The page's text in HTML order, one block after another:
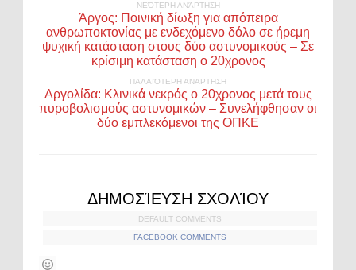
ΝΕΌΤΕΡΗ ΑΝΆΡΤΗΣΗ
Άργος: Ποινική δίωξη για απόπειρα
ανθρωποκτονίας με ενδεχόμενο δόλο σε ήρεμη
ψυχική κατάσταση στους δύο αστυνομικούς – Σε
κρίσιμη κατάσταση ο 20χρονος
ΠΑΛΑΙΌΤΕΡΗ ΑΝΆΡΤΗΣΗ
Αργολίδα: Κλινικά νεκρός ο 20χρονος μετά τους
πυροβολισμούς αστυνομικών – Συνελήφθησαν οι
δύο εμπλεκόμενοι της ΟΠΚΕ
ΔΗΜΟΣΊΕΥΣΗ ΣΧΟΛΊΟΥ
DEFAULT COMMENTS
FACEBOOK COMMENTS